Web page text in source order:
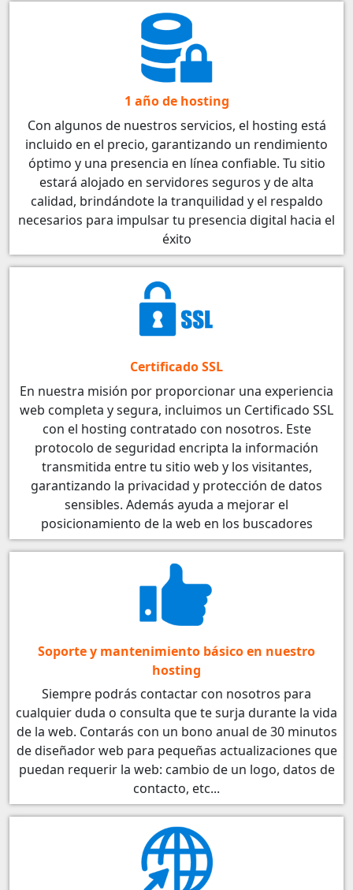
1 año de hosting
Con algunos de nuestros servicios, el hosting está
incluido en el precio, garantizando un rendimiento
óptimo y una presencia en línea confiable. Tu sitio
estará alojado en servidores seguros y de alta
calidad, brindándote la tranquilidad y el respaldo
necesarios para impulsar tu presencia digital hacia el
éxito
Certificado SSL
En nuestra misión por proporcionar una experiencia
web completa y segura, incluimos un Certificado SSL
con el hosting contratado con nosotros. Este
protocolo de seguridad encripta la información
transmitida entre tu sitio web y los visitantes,
garantizando la privacidad y protección de datos
sensibles. Además ayuda a mejorar el
posicionamiento de la web en los buscadores
Soporte y mantenimiento básico en nuestro
hosting
Siempre podrás contactar con nosotros para
cualquier duda o consulta que te surja durante la vida
de la web. Contarás con un bono anual de 30 minutos
de diseñador web para pequeñas actualizaciones que
puedan requerir la web: cambio de un logo, datos de
contacto, etc...